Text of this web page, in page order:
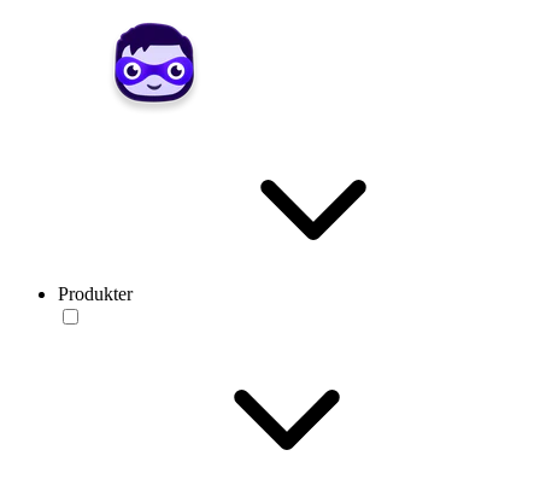
Produkter